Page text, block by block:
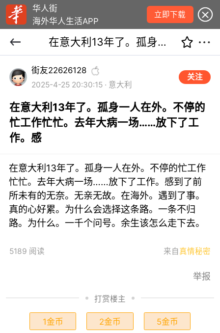
华人街
海外华人生活APP
立即下载
在意大利13年了。孤身一人在外。不停的忙工作忙忙。去年大病一场……放下了工作。感
街友22626128
2025-4-25 20:30:15 · 意大利
关注
在意大利13年了。孤身一人在外。不停的
忙工作忙忙。去年大病一场……放下了工
作。感
在意大利13年了。孤身一人在外。不停的忙工作
忙忙。去年大病一场……放下了工作。感到了前
所未有的无奈。无亲无故。在海外。遇到了事。
真的心好累。为什么会选择这条路。一条不归
路。为什么。一千个问号。余生该怎么走下去。
5189 阅读 来自真情秘密
举报
打赏楼主
1金币 2金币 5金币